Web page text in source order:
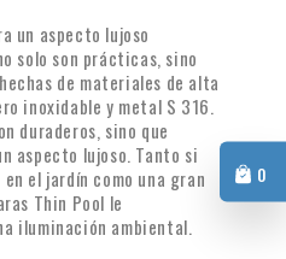
0
un aspecto lujoso
solo son prácticas, sino
de materiales de alta
inoxidable y metal S 316.
duraderos, sino que
aspecto lujoso. Tanto si
el jardín como una gran
Thin Pool le
iluminación ambiental.